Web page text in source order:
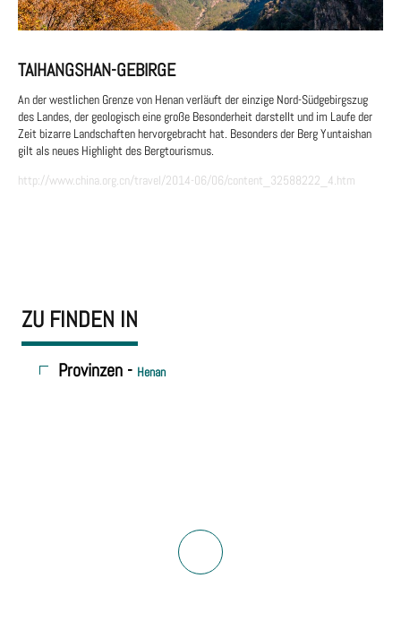
TAIHANGSHAN-GEBIRGE
An der westlichen Grenze von Henan verläuft der einzige Nord-Südgebirgszug
des Landes, der geologisch eine große Besonderheit darstellt und im Laufe der
Zeit bizarre Landschaften hervorgebracht hat. Besonders der Berg Yuntaishan
gilt als neues Highlight des Bergtourismus.
http://www.china.org.cn/travel/2014-06/06/content_32588222_4.htm
ZU FINDEN IN
Provinzen - Henan